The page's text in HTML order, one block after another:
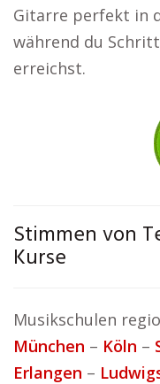
Gitarre perfekt in
während du
erreichst.
Stimmen von
Kurse
Musikschulen
München – Köln –
Erlangen –